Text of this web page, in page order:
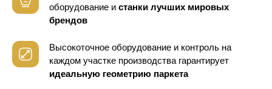
оборудование и станки лучших мировых
брендов
Высокоточное оборудование и контроль на
каждом участке производства гарантирует
идеальную геометрию паркета